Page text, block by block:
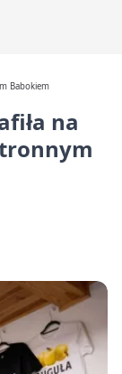
Babokiem
na